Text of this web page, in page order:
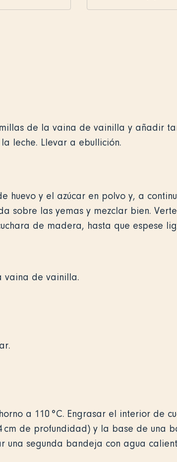
de la vaina de vainilla y añadir
leche. Llevar a ebullición.
huevo y el azúcar en polvo y, a
sobre las yemas y mezclar bien.
de madera, hasta que espese
vaina de vainilla.
a 110 °C. Engrasar el interior de
cm de profundidad) y la base de una
una segunda bandeja con agua